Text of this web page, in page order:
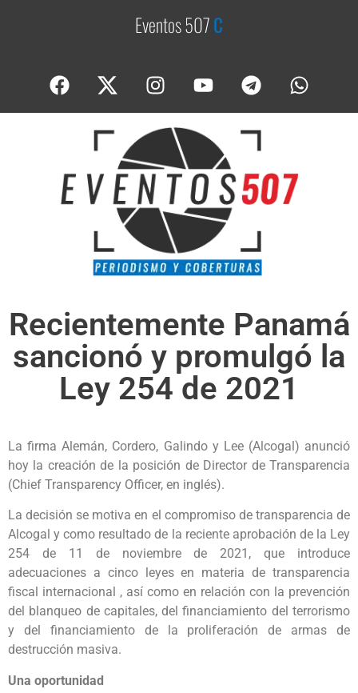
Eventos 507Cob
Recientemente Panamá
sancionó y promulgó la
Ley 254 de 2021
La firma Alemán, Cordero, Galindo y Lee (Alcogal) anunció
hoy la creación de la posición de Director de Transparencia
(Chief Transparency Officer, en inglés).
La decisión se motiva en el compromiso de transparencia de
Alcogal y como resultado de la reciente aprobación de la Ley
254 de 11 de noviembre de 2021, que introduce
adecuaciones a cinco leyes en materia de transparencia
fiscal internacional , así como en relación con la prevención
del blanqueo de capitales, del financiamiento del terrorismo
y del financiamiento de la proliferación de armas de
destrucción masiva.
Una oportunidad